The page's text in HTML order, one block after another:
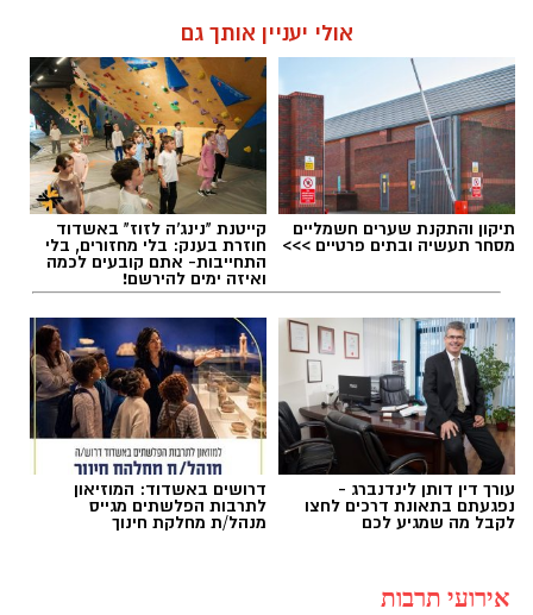
אולי יעניין אותך גם
תיקון והתקנת שערים חשמליים
מסחר תעשיה ובתים פרטיים >>>
קייטנת "נינג'ה לזוז" באשדוד
חוזרת בענק: בלי מחזורים, בלי
התחייבות- אתם קובעים לכמה
ואיזה ימים להירשם!
עורך דין דותן לינדנברג -
נפגעתם בתאונת דרכים לחצו
לקבל מה שמגיע לכם
דרושים באשדוד: המוזיאון
לתרבות הפלשתים מגייס
מנהל/ת מחלקת חינוך
אירועי תרבות